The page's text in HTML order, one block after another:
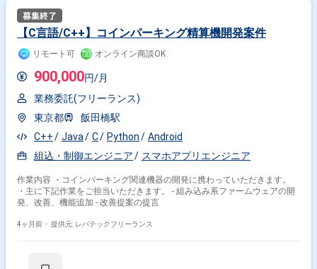
【C言語/C++】コインパーキング精算機開発案件
リモート可 オンライン商談OK
900,000円/月
業務委託(フリーランス)
東京都
飯田橋駅
C++
Java C Python
Android
組込・制御エンジニア
スマホアプリエンジニア
作業内容 ・コインパーキング関連機器の開発に携わっていただきます。
・主に下記作業をご担当いただきます。 - 組み込み系ファームウェアの開
発、改善、機能追加 - 改善提案の提言
4ヶ月前・ 提供元: レバテックフリーランス
特徴で絞り込む
組込・制御エンジニア × 在宅・リモート
その他の条件で検索する